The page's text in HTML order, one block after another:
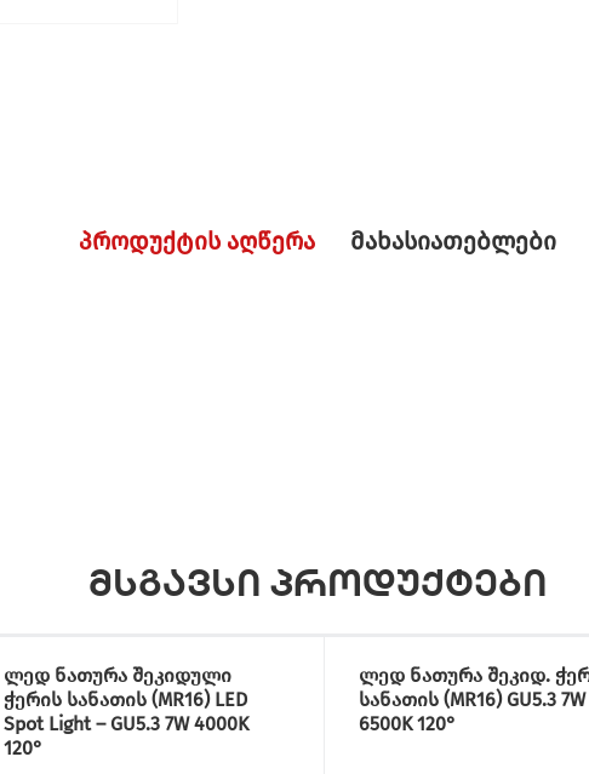
პროდუქტის აღწერა მახასიათებლები
მსგავსი პროდუქტები
ლედ ნათურა შეკიდული
ჭერის სანათის (MR16) LED
Spot Light – GU5.3 7W 4000K
120°
ლედ ნათურა შეკიდ.
სანათის (MR16) GU5.3 7W
6500K 120°